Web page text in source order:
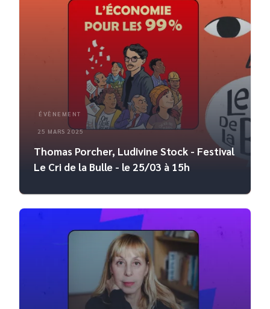
ÉVÈNEMENT
25 MARS 2025
Thomas Porcher, Ludivine Stock - Festival
Le Cri de la Bulle - le 25/03 à 15h